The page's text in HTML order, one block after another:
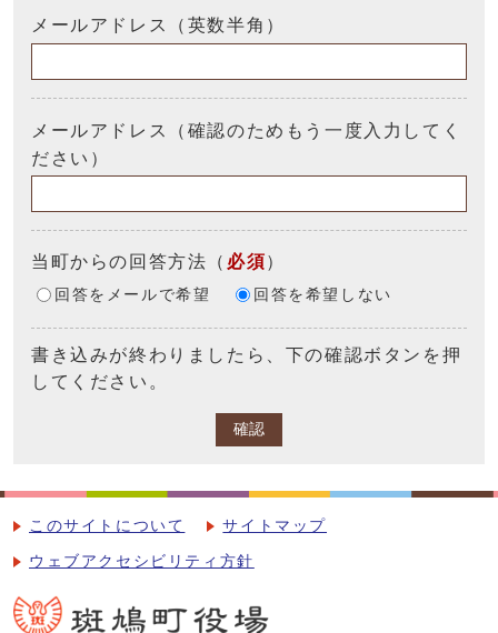
メールアドレス（英数半角）
メールアドレス（確認のためもう一度入力してく
ださい）
当町からの回答方法 （ 必須）
回答をメールで希望 回答を希望しない
書き込みが終わりましたら、下の確認ボタンを押
してください。
確認
このサイトについて サイトマップ
ウェブアクセシビリティ方針